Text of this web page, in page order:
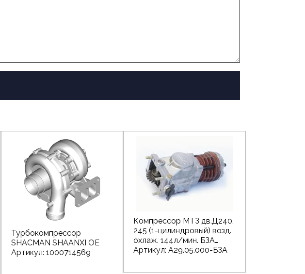
Турбокомпрессор
SHACMAN SHAANXI OE
Артикул: 1000714569
Компрессор МТЗ дв.Д240,
245 (1-цилиндровый) возд.
охлаж. 144л/мин. БЗА
Артикул: А29.05.000-БЗА